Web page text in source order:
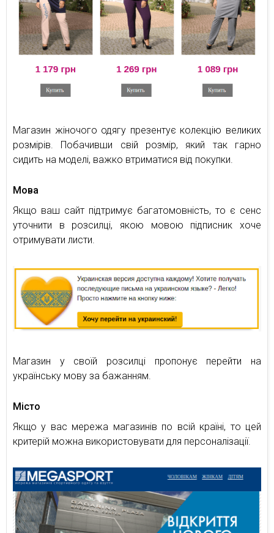
Магазин жіночого одягу презентує колекцію великих
розмірів. Побачивши свій розмір, який так гарно
сидить на моделі, важко втриматися від покупки.
Мова
Якщо ваш сайт підтримує багатомовність, то є сенс
уточнити в розсилці, якою мовою підписник хоче
отримувати листи.
Магазин у своїй розсилці пропонує перейти на
українську мову за бажанням.
Місто
Якщо у вас мережа магазинів по всій країні, то цей
критерій можна використовувати для персоналізації.